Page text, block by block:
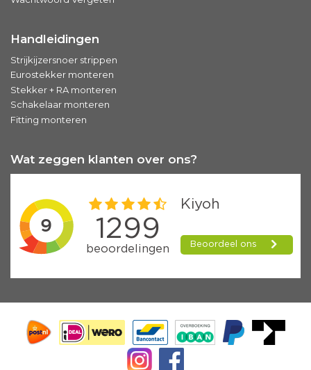
Handleidingen
Strijkijzersnoer strippen
Eurostekker monteren
Stekker + RA monteren
Schakelaar monteren
Fitting monteren
Wat zeggen klanten over ons?